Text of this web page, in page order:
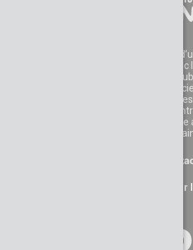
La Fondation CGénial, reconnue
2006 par des entreprises et
Recherche. Reconnue d’utilité
développer l'appétence pour les
les jeunes et leur faire découvrir
également au rapprochement
celui de l’éducation pour faire face
Suivez nous